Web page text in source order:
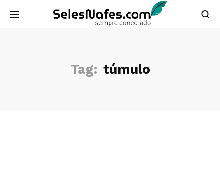
Tag: túmulo